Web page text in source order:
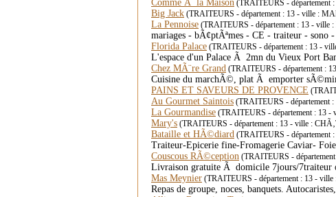
Comme Ã la Maison (TRAITEURS -
Big Jack (TRAITEURS - département : 13 - ville :
La Pennoise (TRAITEURS - département : 13 -
mariages - bÃ¢ptÃªmes - CE - traiteur -
Florida Palace (TRAITEURS - département : 13 -
L'espace d'un Palace Ã 2mn du Vieux Port
Chez MÃ¨re Grand (TRAITEURS - département :
Cuisine du marchÃ©, plat Ã emporter
PAINS ET SAVEURS DE PROVENCE
Au Gourmet Saintois (TRAITEURS -
La Gourmandise (TRAITEURS - département : 13
Mary's (TRAITEURS - département : 13 - ville :
Bataille et HÃ©diard (TRAITEURS -
Traiteur-Epicerie fine-Fromagerie Caviar-
Couscous RÃ©ception (TRAITEURS -
Livraison gratuite Ã domicile 7jours/7traiteur
Mas Meynier (TRAITEURS - département : 13 -
Repas de groupe, noces, banquets.